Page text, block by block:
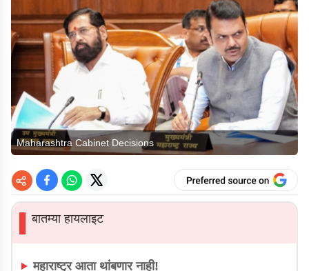
Maharashtra Cabinet Decisions
▌बातम्या हायलाइट
महाराष्ट्र आता थांबणार नाही!